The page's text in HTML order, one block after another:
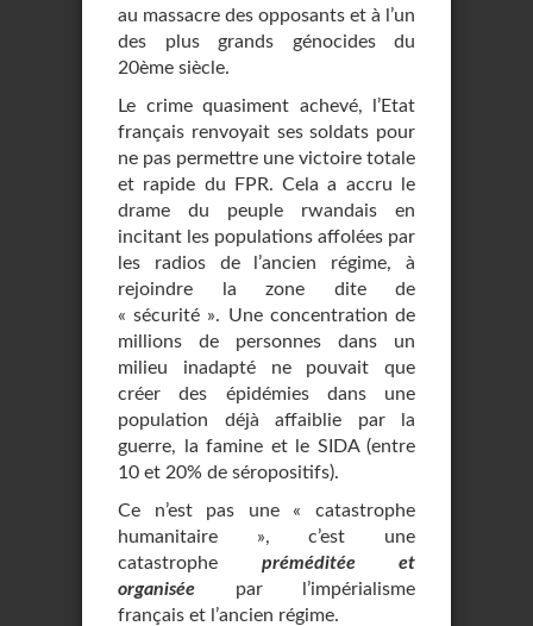
au massacre des opposants et à l’un
des plus grands génocides du
20ème siècle.
Le crime quasiment achevé, l’Etat
français renvoyait ses soldats pour
ne pas permettre une victoire totale
et rapide du FPR. Cela a accru le
drame du peuple rwandais en
incitant les populations affolées par
les radios de l’ancien régime, à
rejoindre la zone dite de
« sécurité ». Une concentration de
millions de personnes dans un
milieu inadapté ne pouvait que
créer des épidémies dans une
population déjà affaiblie par la
guerre, la famine et le SIDA (entre
10 et 20% de séropositifs).
Ce n’est pas une « catastrophe
humanitaire », c’est une
catastrophe préméditée et
organisée
par l’impérialisme
français et l’ancien régime.